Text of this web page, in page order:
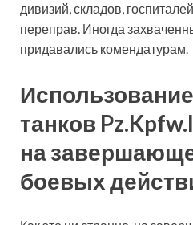
дивизий, складов,
переправ. Иногда
придавались комендатурам.
танков
на
боевых